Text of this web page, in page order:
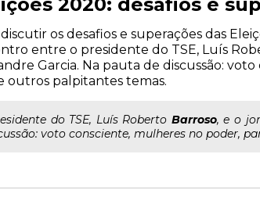
os desafios e superações das
entre o presidente do TSE, Luís
Garcia. Na pauta de discussão:
outros palpitantes temas.
do TSE, Luís Roberto Barroso, e o
voto consciente, mulheres no poder,